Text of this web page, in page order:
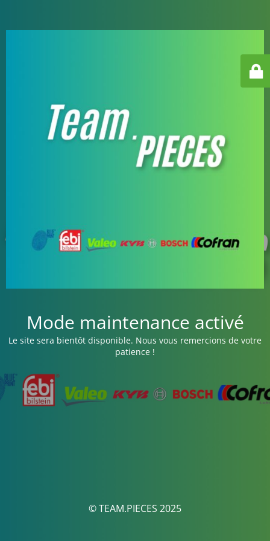
Mode maintenance activé
Le site sera bientôt disponible. Nous vous remercions de votre
patience !
© TEAM.PIECES 2025